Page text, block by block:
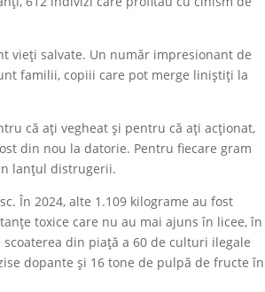
vieți salvate. Un număr impresionant de
familii, copiii care pot merge liniștiți la
că ați vegheat și pentru că ați acționat,
din nou la datorie. Pentru fiecare gram
lanțul distrugerii.
În 2024, alte 1.109 kilograme au fost
toxice care nu au mai ajuns în licee, în
din piață a 60 de culturi ilegale
dopante și 16 tone de pulpă de fructe în